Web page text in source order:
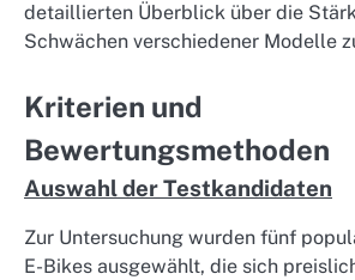
detaillierten Überblick über die
Schwächen verschiedener Modelle
Kriterien und
Bewertungsmethoden
Auswahl der Testkandidaten
Zur Untersuchung wurden fünf
E-Bikes ausgewählt, die sich